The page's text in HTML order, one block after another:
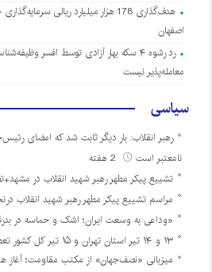
هدف‌گذاری 178 هزار میلیارد ریالی
اصفهان
رد رشوه ۴ سکه بهار آزادی توسط افسر
معامله‌پذیر نیست
سیاسی
رهبر انقلاب: بار دیگر ثابت شد که امضای
نامعتبر است
تشییع پیکر مطهر رهبر شهید انقلاب در
مراسم تشییع پیکر مطهر رهبر شهید انقلاب
«وداعی به وسعت ایران؛ اشک و حماسه در
۱۳ و ۱۴ تیر استان تهران و ۱۵ تیر کل کشور تعطیل است
میزبانی «نصف‌جهان» از مکتب مقاومت؛ آغاز